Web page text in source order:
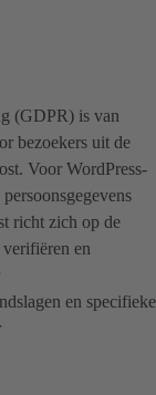
(GDPR) is van
bezoekers uit de
Voor WordPress-
richt zich op de
en
en specifieke